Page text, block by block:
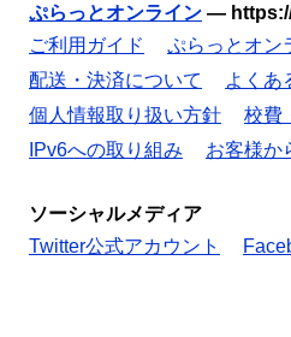
ぷらっとオンライン —
ご利用ガイド
ぷらっとオン
配送・決済について
よくあ
個人情報取り扱い方針
校費
IPv6への取り組み
お客様か
ソーシャルメディア
Twitter公式アカウント